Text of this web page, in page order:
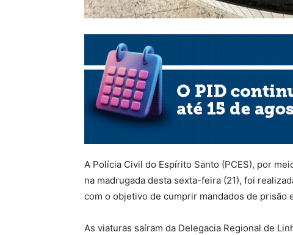
A Polícia Civil do Espírito Santo (PCES), por
na madrugada desta sexta-feira (21), foi
com o objetivo de cumprir mandados de prisão
As viaturas saíram da Delegacia Regional de